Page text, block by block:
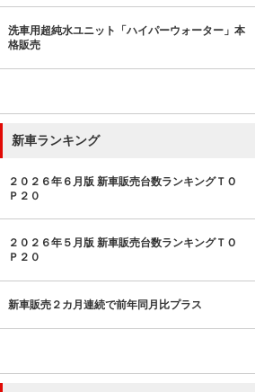
洗車用超純水ユニット「ハイパーウォーター」本
格販売
新車ランキング
２０２６年６月版 新車販売台数ランキングＴＯ
Ｐ２０
２０２６年５月版 新車販売台数ランキングＴＯ
Ｐ２０
新車販売２カ月連続で前年同月比プラス